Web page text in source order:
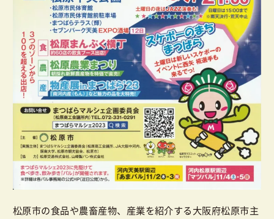
松原市の食品や農畜産物、産業を紹介する大阪府松原市主